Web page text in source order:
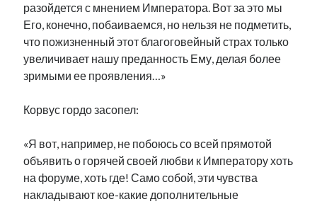
разойдется с мнением Императора. Вот за это мы
Его, конечно, побаиваемся, но нельзя не подметить,
что пожизненный этот благоговейный страх только
увеличивает нашу преданность Ему, делая более
зримыми ее проявления…»
Корвус гордо засопел:
«Я вот, например, не побоюсь со всей прямотой
объявить о горячей своей любви к Императору хоть
на форуме, хоть где! Само собой, эти чувства
накладывают кое-какие дополнительные